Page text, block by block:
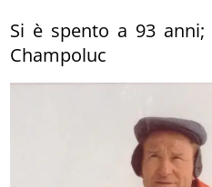
Si è spento a 93
Champoluc